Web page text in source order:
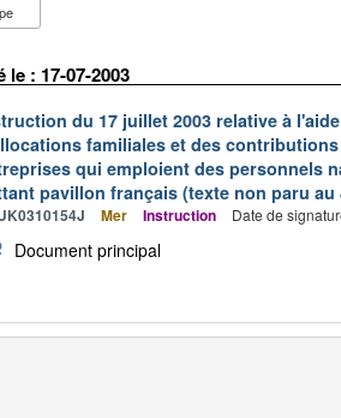
le : 17-07-2003
du 17 juillet 2003 relative à
familiales et des
qui emploient des personnels
pavillon français (texte non paru
Mer Instruction Date de
Document principal